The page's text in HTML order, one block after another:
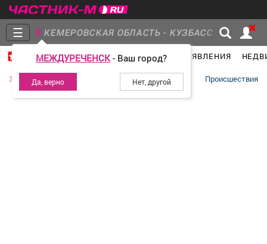
☰ КЕМЕРОВСКАЯ ОБЛАСТЬ - КУЗБАСС
МЕЖДУРЕЧЕНСК- Ваш город?
ГЛАВНАЯ ГРУППЫ НОВОСТИ ОБЪЯВЛЕНИЯ
Главная
Группы
30 июня 2026 Происшествия